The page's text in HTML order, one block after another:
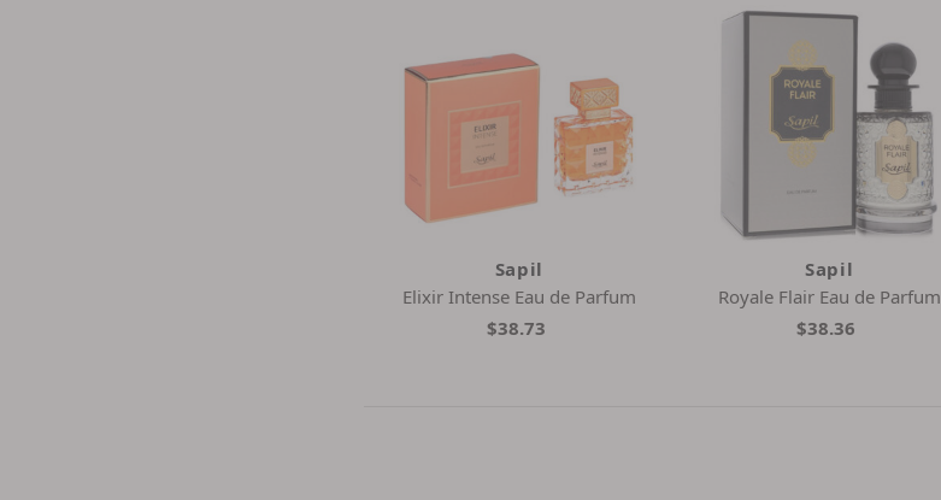
Sapil
Elixir Intense Eau de Parfum
$38.73
Sapil
Royale Flair Eau de Parfum
$38.36